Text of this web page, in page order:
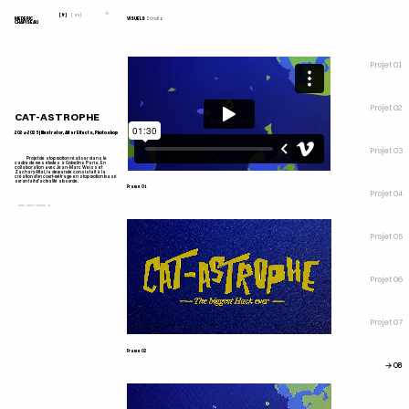
MEDERIC
CHAPISEAU
☀
fr
CAT-ASTROPHE
2024-2025 | Illustrator, After Effects, Photoshop
Projet de stop motion réaliser dans le
cadre de mes études à Gobelins Paris. En
collaboration avec Jean-Marc Weiss et
Zachary Attal, la demande consistait à la
création d'un court-métrage en stop motion basé
sur un fait d'actualité absurde.
Jean-Marc Weiss 🡶
VISUELS Scroll ↧
Frame 01
Frame 02
Projet 01
Projet 02
Projet 03
Projet 04
Projet 05
Projet 06
Projet 07
🡪 08